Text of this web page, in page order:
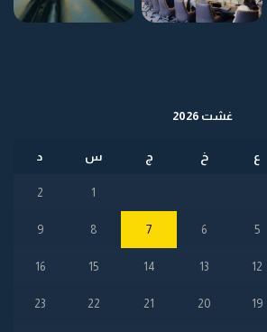
غشت 2026
ع خ ج س د
1
2
5
6
7
8
9
12
13
14
15
16
19
20
21
22
23